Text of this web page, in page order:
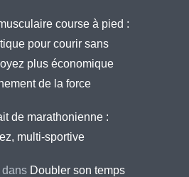
course à pied :
pour courir sans
plus économique
de la force
de marathonienne :
multi-sportive
dans Doubler son temps